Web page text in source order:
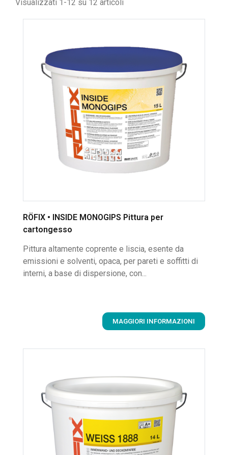
Visualizzati 1-12 su 12 articoli
RÖFIX • INSIDE MONOGIPS Pittura per
cartongesso
Pittura altamente coprente e liscia, esente da
emissioni e solventi, opaca, per pareti e soffitti di
interni, a base di dispersione, con...
MAGGIORI INFORMAZIONI